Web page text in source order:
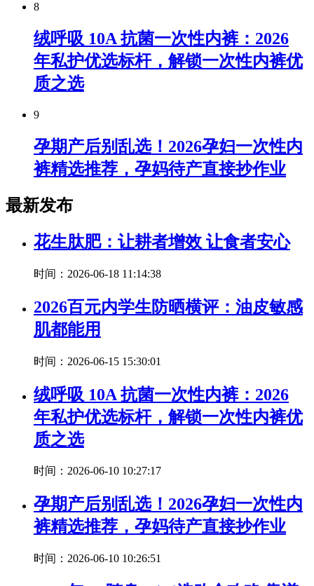
8
绒呼吸 10A 抗菌一次性内裤：2026
年私护优选标杆，解锁一次性内裤优
质之选
9
孕期产后别乱选！2026孕妇一次性内
裤精选推荐，孕妈待产直接抄作业
最新发布
花生肽肥：让耕者增效 让食者安心
时间：2026-06-18 11:14:38
2026百元内学生防晒横评：油皮敏感
肌都能用
时间：2026-06-15 15:30:01
绒呼吸 10A 抗菌一次性内裤：2026
年私护优选标杆，解锁一次性内裤优
质之选
时间：2026-06-10 10:27:17
孕期产后别乱选！2026孕妇一次性内
裤精选推荐，孕妈待产直接抄作业
时间：2026-06-10 10:26:51